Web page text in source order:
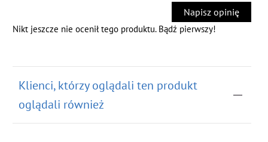
Napisz opinię
Nikt jeszcze nie ocenił tego produktu. Bądź pierwszy!
Klienci, którzy oglądali ten produkt
oglądali również